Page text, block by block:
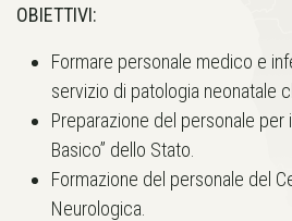
OBIETTIVI:
Formare personale medico e
servizio di patologia neonatale
Preparazione del personale per
Basico” dello Stato.
Formazione del personale del
Neurologica.